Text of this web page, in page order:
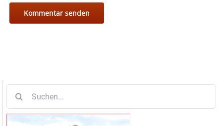
nach: